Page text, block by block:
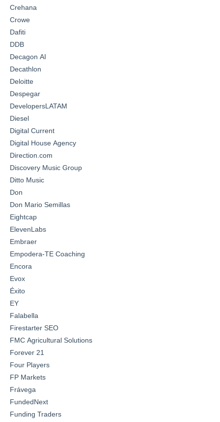
Crehana
Crowe
Dafiti
DDB
Decagon AI
Decathlon
Deloitte
Despegar
DevelopersLATAM
Diesel
Digital Current
Digital House Agency
Direction.com
Discovery Music Group
Ditto Music
Don
Don Mario Semillas
Eightcap
ElevenLabs
Embraer
Empodera-TE Coaching
Encora
Evox
Éxito
EY
Falabella
Firestarter SEO
FMC Agricultural Solutions
Forever 21
Four Players
FP Markets
Frávega
FundedNext
Funding Traders